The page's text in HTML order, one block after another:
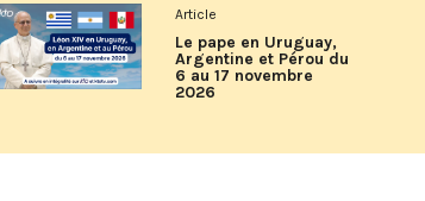
Article
Le pape en Uruguay,
Argentine et Pérou du
6 au 17 novembre
2026